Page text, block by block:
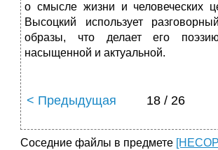
о смысле жизни и человеческих
Высоцкий использует
образы, что делает его
насыщенной и актуальной.
< Предыдущая 18 / 26
Соседние файлы в предмете